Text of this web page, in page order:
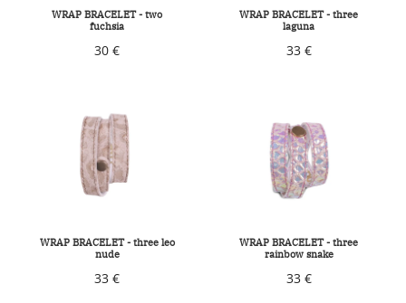
WRAP BRACELET - two
fuchsia
30 €
WRAP BRACELET - three
laguna
33 €
WRAP BRACELET - three leo
nude
33 €
WRAP BRACELET - three
rainbow snake
33 €